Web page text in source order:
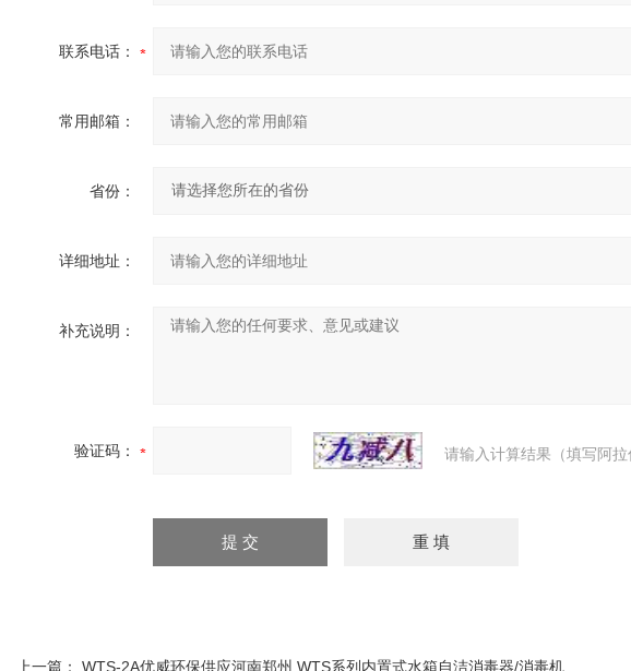
联系电话：
常用邮箱：
省份：
详细地址：
补充说明：
验证码： 请输入计算结果（填写阿
上一篇： WTS-2A优威环保供应河南郑州 WTS系列内置式水箱自洁消毒器/消毒机